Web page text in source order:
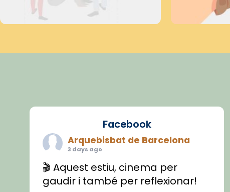
Facebook
Arquebisbat de Barcelona
3 days ago
🎬 Aquest estiu, cinema per
gaudir i també per reflexionar!